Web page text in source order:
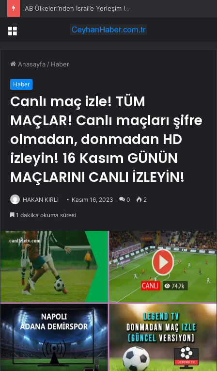
AB Ülkeleri’nden İsrail’e Yerleşim Uyarısı
Menü
Anasayfa / Haber
Haber
Canlı maç izle! TÜM
MAÇLAR! Canlı maçları şifre
olmadan, donmadan HD
izleyin! 16 Kasım GÜNÜN
MAÇLARINI CANLI İZLEYİN!
HAKAN KIRLI Kasım 16, 2023 0 2
1 dakika okuma süresi